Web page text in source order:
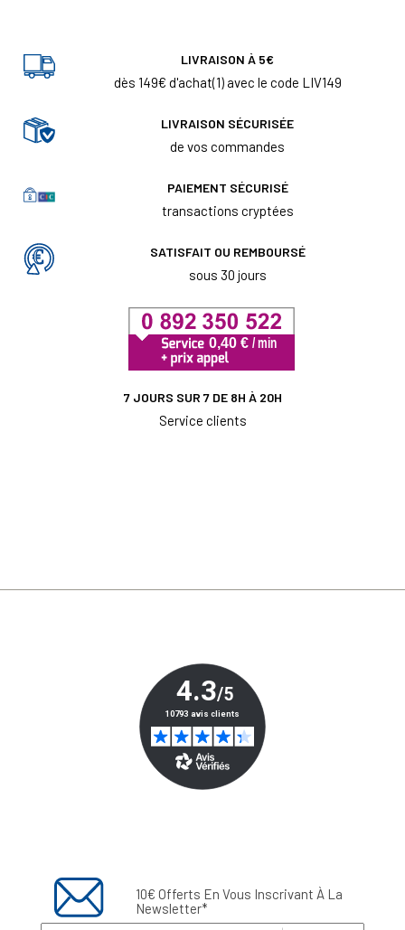
LIVRAISON À 5€
dès 149€ d'achat(1) avec le code LIV149
LIVRAISON SÉCURISÉE
de vos commandes
PAIEMENT SÉCURISÉ
transactions cryptées
SATISFAIT OU REMBOURSÉ
sous 30 jours
7 JOURS SUR 7 DE 8H À 20H
Service clients
10€ Offerts En Vous Inscrivant À La
Newsletter*